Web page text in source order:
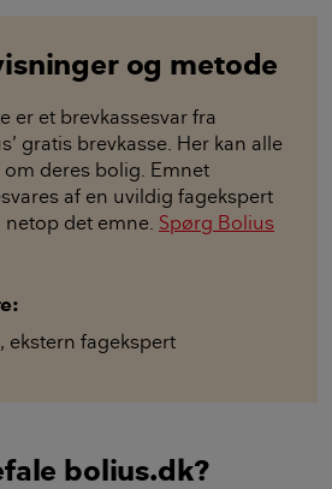
og metode
er et brevkassesvar fra
gratis brevkasse. Her kan alle
deres bolig. Emnet
af en uvildig fagekspert
netop det emne. Spørg Bolius
, ekstern fagekspert
bolius.dk?